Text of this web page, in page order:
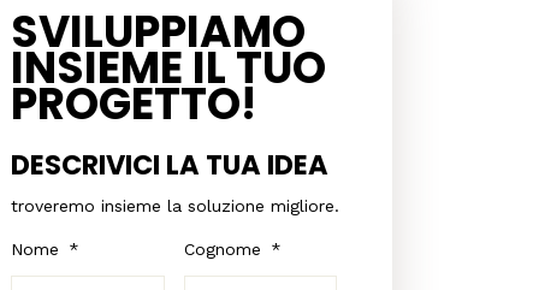
SVILUPPIAMO
INSIEME IL TUO
PROGETTO!
DESCRIVICI LA TUA IDEA
troveremo insieme la soluzione migliore.
Nome * Cognome *